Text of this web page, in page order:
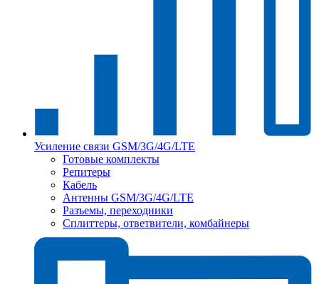
Усиление связи GSM/3G/4G/LTE
Готовые комплекты
Репитеры
Кабель
Антенны GSM/3G/4G/LTE
Разъемы, переходники
Сплиттеры, ответвители, комбайнеры